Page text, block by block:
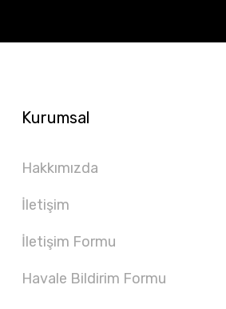
Kurumsal
Hakkımızda
İletişim
İletişim Formu
Havale Bildirim Formu